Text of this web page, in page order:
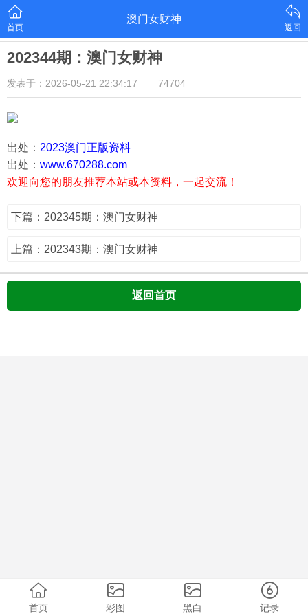
首页
澳门女财神
返回
202344期：澳门女财神
发表于：2026-05-21 22:34:17 74704
出处： 2023澳门正版资料
出处： www.670288.com
欢迎向您的朋友推荐本站或本资料，一起交流！
下篇：202345期：澳门女财神
上篇：202343期：澳门女财神
返回首页
首页 彩图 黑白 记录